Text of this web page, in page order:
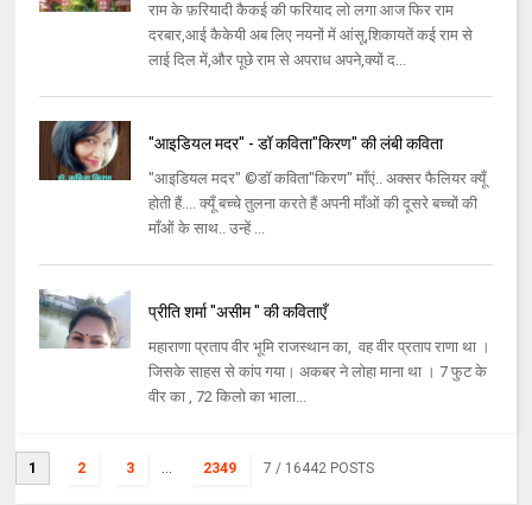
राम के फ़रियादी कैकई की फरियाद लो लगा आज फिर राम
दरबार,आई कैकेयी अब लिए नयनों में आंसू,शिकायतें कई राम से
लाई दिल में,और पूछे राम से अपराध अपने,क्यों द...
"आइडियल मदर" - डॉ कविता"किरण" की लंबी कविता
"आइडियल मदर" ©डॉ कविता"किरण" माँएं.. अक्सर फैलियर क्यूँ
होती हैं.... क्यूँ बच्चे तुलना करते हैं अपनी माँओं की दूसरे बच्चों की
माँओं के साथ.. उन्हें ...
प्रीति शर्मा "असीम " की कविताएँ
महाराणा प्रताप वीर भूमि राजस्थान का, वह वीर प्रताप राणा था ।
जिसके साहस से कांप गया। अकबर ने लोहा माना था । 7 फुट के
वीर का , 72 किलो का भाला...
1 2 3 ... 2349 7 / 16442 POSTS